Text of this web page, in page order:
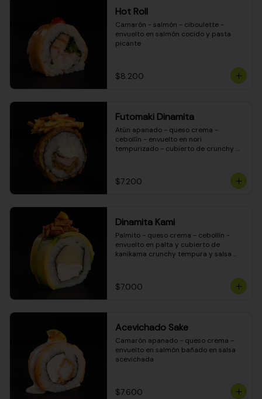
Hot Roll
Camarón - salmón - ciboulette -
envuelto en salmón cocido y pasta
picante
$8.200
Futomaki Dinamita
Atún apanado - queso crema -
cebollín - envuelto en nori
tempurizado - cubierto de crunchy
$7.200
Dinamita Kami
Palmito - queso crema - cebollín -
envuelto en palta y cubierto de
kanikama crunchy tempura y salsa
$7.000
Acevichado Sake
Camarón apanado - queso crema -
envuelto en salmón bañado en salsa
acevichada
$7.600